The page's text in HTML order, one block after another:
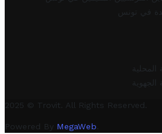
في تونس
المحلية
الجهوية
2025 © Trovit. All Rights Reserved.
Powered By MegaWeb